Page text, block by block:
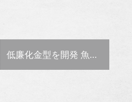
次の記事 :
低廉化金型を開発 魚岸成光氏（魚岸精機工業社長）【特集：次の10年を勝ち残る4つの道】